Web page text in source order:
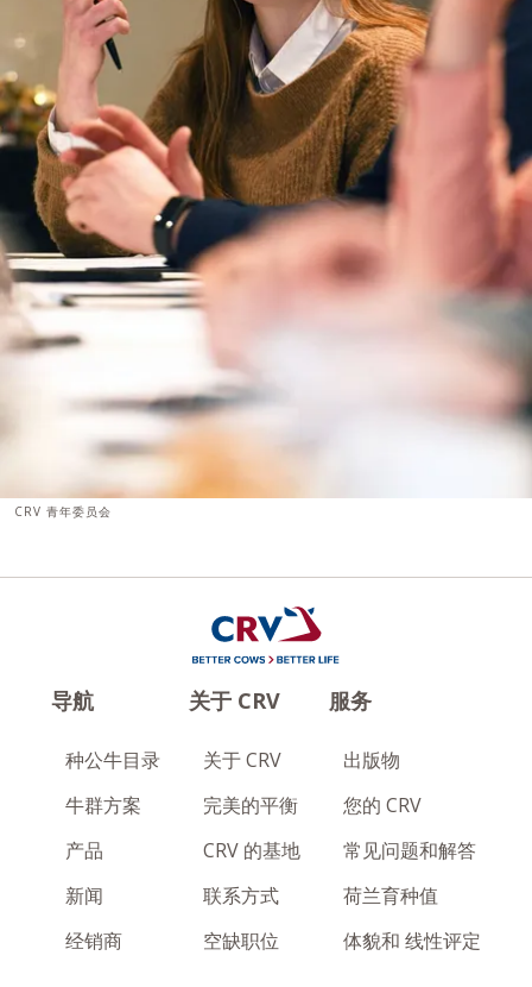
CRV 青年委员会
导航
种公牛目录
牛群方案
产品
新闻
经销商
关于 CRV
关于 CRV
完美的平衡
CRV 的基地
联系方式
空缺职位
服务
出版物
您的 CRV
常见问题和解答
荷兰育种值
体貌和 线性评定